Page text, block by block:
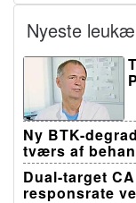
Nyeste
Ny BTK-
tværs af
Dual-target
responsrate